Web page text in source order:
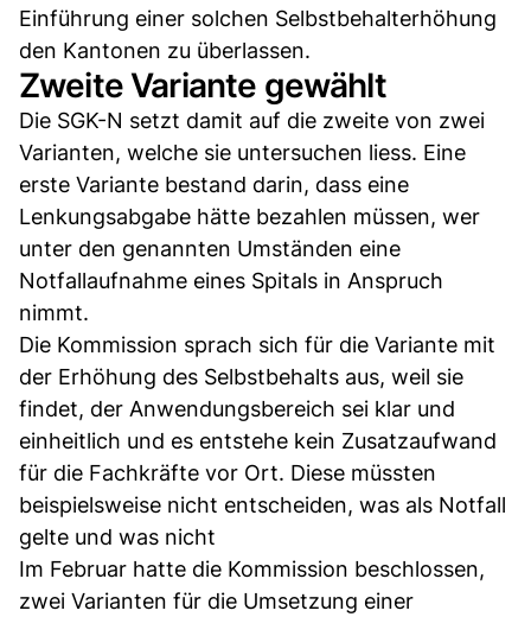
Einführung einer solchen Selbstbehalterhöhung
den Kantonen zu überlassen.
Zweite Variante gewählt
Die SGK-N setzt damit auf die zweite von zwei
Varianten, welche sie untersuchen liess. Eine
erste Variante bestand darin, dass eine
Lenkungsabgabe hätte bezahlen müssen, wer
unter den genannten Umständen eine
Notfallaufnahme eines Spitals in Anspruch
nimmt.
Die Kommission sprach sich für die Variante mit
der Erhöhung des Selbstbehalts aus, weil sie
findet, der Anwendungsbereich sei klar und
einheitlich und es entstehe kein Zusatzaufwand
für die Fachkräfte vor Ort. Diese müssten
beispielsweise nicht entscheiden, was als Notfall
gelte und was nicht
Im Februar hatte die Kommission beschlossen,
zwei Varianten für die Umsetzung einer